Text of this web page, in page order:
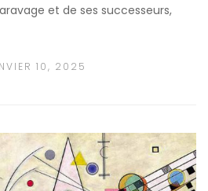
et de ses successeurs,
10, 2025